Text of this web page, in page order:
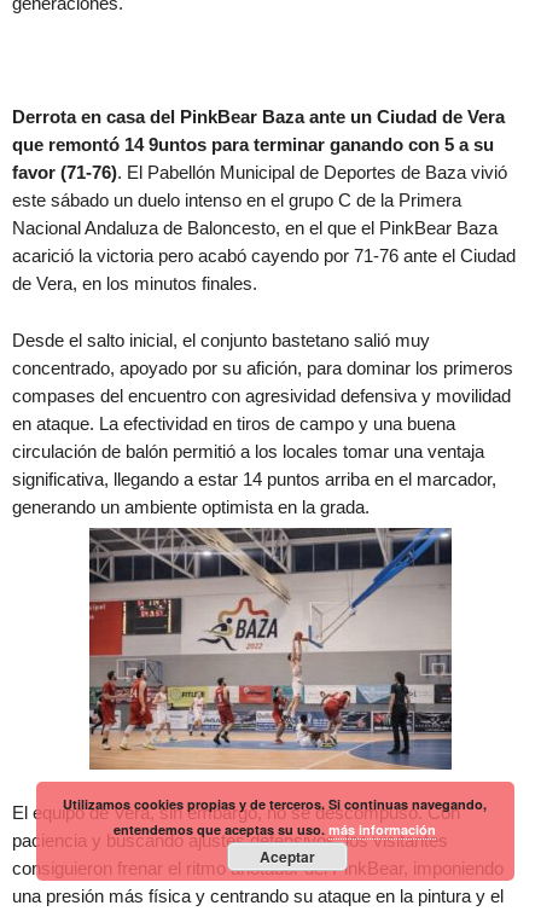
Derrota en casa del PinkBear Baza ante un Ciudad de Vera
que remontó 14 9untos para terminar ganando con 5 a su
favor (71-76). El Pabellón Municipal de Deportes de Baza vivió
este sábado un duelo intenso en el grupo C de la Primera
Nacional Andaluza de Baloncesto, en el que el PinkBear Baza
acarició la victoria pero acabó cayendo por 71-76 ante el Ciudad
de Vera, en los minutos finales.
Desde el salto inicial, el conjunto bastetano salió muy
concentrado, apoyado por su afición, para dominar los primeros
compases del encuentro con agresividad defensiva y movilidad
en ataque. La efectividad en tiros de campo y una buena
circulación de balón permitió a los locales tomar una ventaja
significativa, llegando a estar 14 puntos arriba en el marcador,
generando un ambiente optimista en la grada.
El equipo de Vera, sin embargo, no se descompuso. Con
paciencia y buscando ajustes defensivos, los visitantes
consiguieron frenar el ritmo anotador del PinkBear, imponiendo
una presión más física y centrando su ataque en la pintura y el
Utilizamos cookies propias y de terceros. Si continuas navegando,
entendemos que aceptas su uso.más información
Aceptar